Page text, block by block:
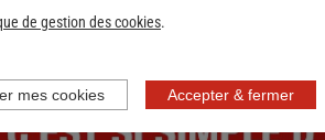
de gestion des cookies.
Accepter & fermer
mes cookies